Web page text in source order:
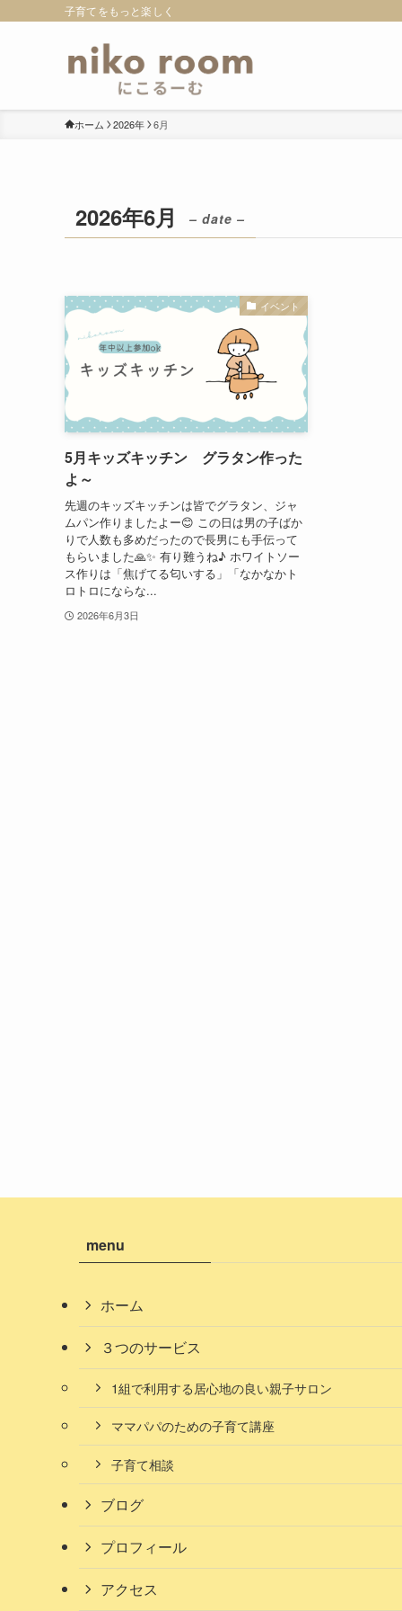
子育てをもっと楽しく
ホーム 2026年 6月
2026年6月 – date –
イベント
5月キッズキッチン グラタン作った
よ～
先週のキッズキッチンは皆でグラタン、ジャ
ムパン作りましたよー😊 この日は男の子ばか
りで人数も多めだったので長男にも手伝って
もらいました🙏✨ 有り難うね♪ ホワイトソー
ス作りは「焦げてる匂いする」「なかなかト
ロトロにならな...
2026年6月3日
menu
ホーム
３つのサービス
1組で利用する居心地の良い親子サロン
ママパパのための子育て講座
子育て相談
ブログ
プロフィール
アクセス